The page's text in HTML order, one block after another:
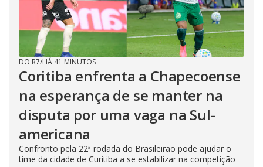
DO R7/HÁ 41 MINUTOS
Coritiba enfrenta a Chapecoense
na esperança de se manter na
disputa por uma vaga na Sul-
americana
Confronto pela 22ª rodada do Brasileirão pode ajudar o
time da cidade de Curitiba a se estabilizar na competição